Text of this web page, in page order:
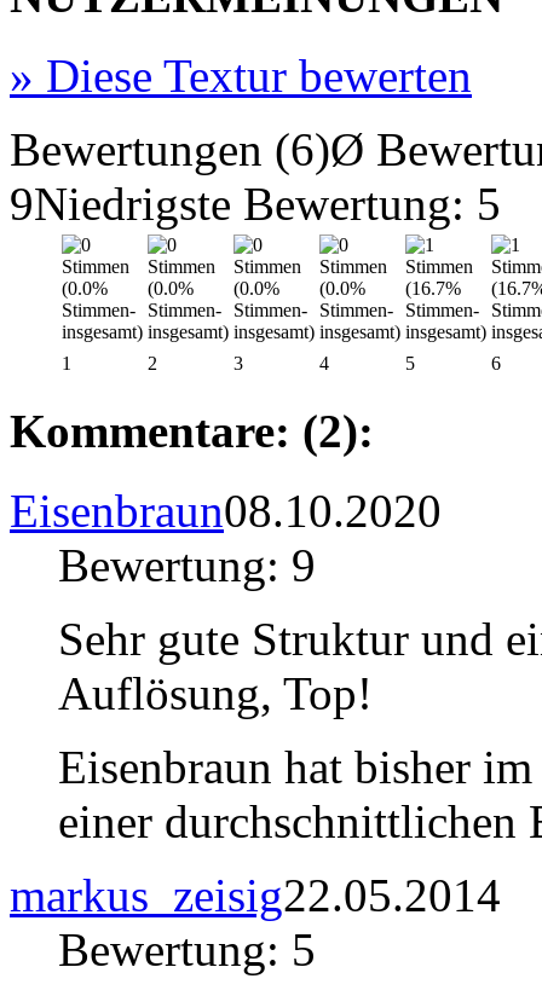
» Diese Textur bewerten
Bewertungen (6)Ø
9Niedrigste Bewertung: 5
1 2 3 4 5 6
Kommentare: (2):
Eisenbraun08.10.2020
Bewertung: 9
Sehr gute Struktur und
Auflösung, Top!
Eisenbraun hat bisher
einer durchschnittlichen
markus_zeisig22.05.2014
Bewertung: 5